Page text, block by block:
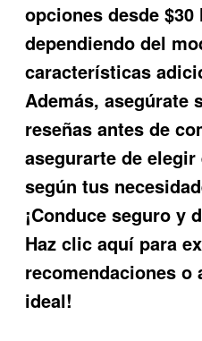
opciones desde $30
dependiendo del
características
Además, asegúrate
reseñas antes de
asegurarte de
según tus
¡Conduce seguro y
Haz clic aquí para
recomendaciones o
ideal!